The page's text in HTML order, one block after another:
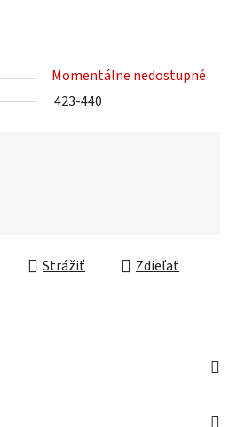
Momentálne nedostupné
423-440
Strážiť Zdieľať